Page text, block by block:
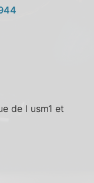
de l usm1 et